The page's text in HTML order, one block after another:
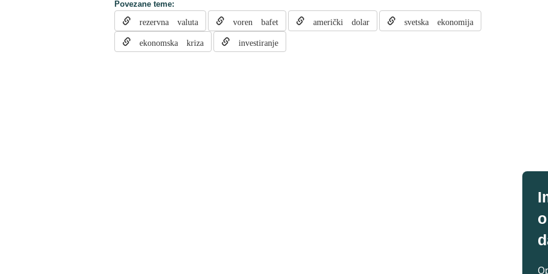
Povezane teme:
rezervna valuta voren bafet američki dolar svetska ekonomija
ekonomska kriza investiranje